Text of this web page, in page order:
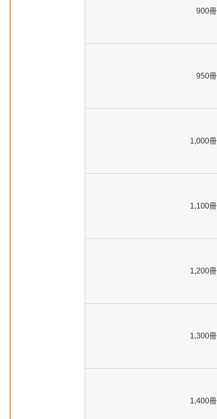
900冊
950冊
1,000冊
1,100冊
1,200冊
1,300冊
1,400冊